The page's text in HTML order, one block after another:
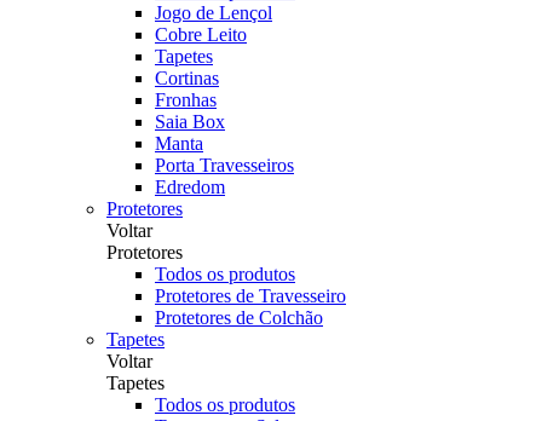
Jogo de Lençol
Cobre Leito
Tapetes
Cortinas
Fronhas
Saia Box
Manta
Porta Travesseiros
Edredom
Protetores
Voltar
Protetores
Todos os produtos
Protetores de Travesseiro
Protetores de Colchão
Tapetes
Voltar
Tapetes
Todos os produtos